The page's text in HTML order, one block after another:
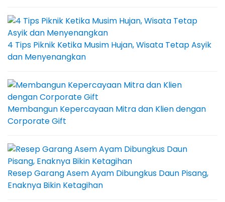
4 Tips Piknik Ketika Musim Hujan, Wisata Tetap Asyik
dan Menyenangkan
Membangun Kepercayaan Mitra dan Klien dengan
Corporate Gift
Resep Garang Asem Ayam Dibungkus Daun Pisang,
Enaknya Bikin Ketagihan